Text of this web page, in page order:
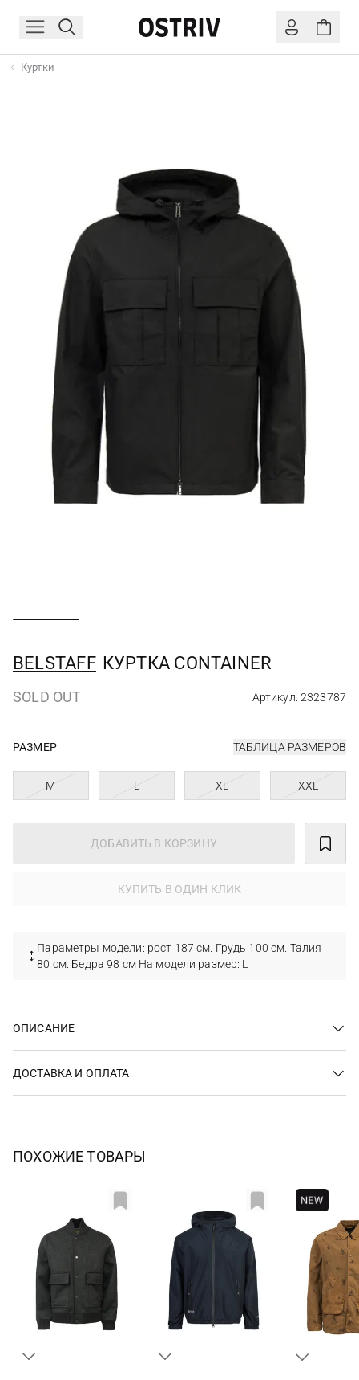
Куртки
BELSTAFF КУРТКА CONTAINER
SOLD OUT Артикул: 2323787
РАЗМЕР ТАБЛИЦА РАЗМЕРОВ
M L XL XXL
ДОБАВИТЬ В КОРЗИНУ
КУПИТЬ В ОДИН КЛИК
Параметры модели: рост 187 см. Грудь 100 см. Талия
80 см. Бедра 98 см На модели размер: L
ОПИСАНИЕ
ДОСТАВКА И ОПЛАТА
ПОХОЖИЕ ТОВАРЫ